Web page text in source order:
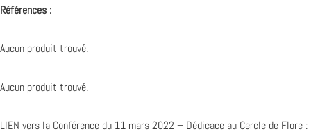
Références :
Aucun produit trouvé.
Aucun produit trouvé.
LIEN vers la Conférence du 11 mars 2022 – Dédicace au Cercle de Flore :